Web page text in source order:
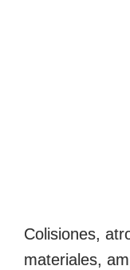
Colisiones,
materiales,